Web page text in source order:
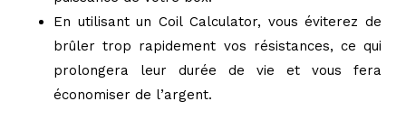
En utilisant un Coil Calculator, vous éviterez de
brûler trop rapidement vos résistances, ce qui
prolongera leur durée de vie et vous fera
économiser de l’argent.